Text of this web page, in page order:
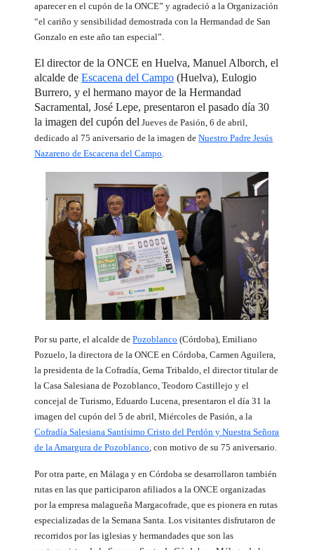
aparecer en el cupón de la ONCE” y agradeció a la Organización
“el cariño y sensibilidad demostrada con la Hermandad de San
Gonzalo en este año tan especial”.
El director de la ONCE en Huelva, Manuel Alborch, el
alcalde deEscacena del Campo (Huelva), Eulogio
Burrero, y el hermano mayor de la Hermandad
Sacramental, José Lepe, presentaron el pasado día 30
la imagen del cupón del Jueves de Pasión, 6 de abril,
dedicado al 75 aniversario de la imagen deNuestro Padre Jesús
Nazareno de Escacena del Campo
Por su parte, el alcalde dePozoblanco (Córdoba), Emiliano
Pozuelo, la directora de la ONCE en Córdoba, Carmen Aguilera,
la presidenta de la Cofradía, Gema Tribaldo, el director titular de
la Casa Salesiana de Pozoblanco, Teodoro Castillejo y el
concejal de Turismo, Eduardo Lucena, presentaron el día 31 la
imagen del cupón del5 de abril, Miércoles de Pasión, a la
Cofradía Salesiana Santísimo Cristo del Perdón y Nuestra Señora
de la Amargura de Pozoblanco, con motivo de su 75 aniversario.
Por otra parte, en Málaga y en Córdoba se desarrollaron también
rutas en las que participaron afiliados a la ONCE organizadas
por la empresa malagueña Margacofrade, que es pionera en rutas
especializadas de la Semana Santa. Los visitantes disfrutaron de
recorridos por las iglesias y hermandades que son las